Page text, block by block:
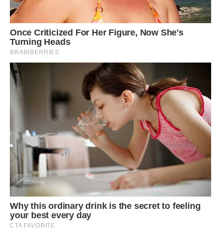
Курту було найважче. Йому було потрібно завоювати
любов дітей Голді. Коли пара тільки почала зустрічатися,
Курт сказав дітям:
«Те, що я закохався у вашу маму, ще не
означає, що я закохався і в вас. І те, що я опинився у
вашому житті, зовсім не означає, що ви, в свою чергу,
повинні любити мене. Давайте будемо чесними один з
одним і залишимося самі собою».
Дітям сподобалися слова Курта і вони полюбили Рассела,